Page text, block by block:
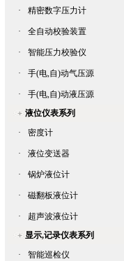
· 精密数字压力计
· 全自动校验装置
· 智能压力校验仪
· 手(电,自)动气压源
·
手(电,自)动液压源
液位仪表系列
·
密度计
· 液位变送器
· 锅炉液位计
· 磁翻板液位计
·
超声波液位计
显示,记录仪表系列
·
智能巡检仪